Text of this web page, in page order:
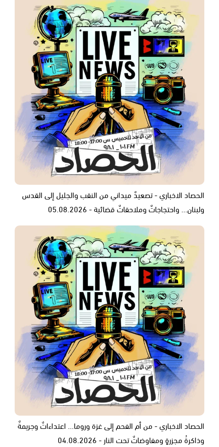
الحصاد الاخباري - تصعيدٌ ميداني من النقب والجليل إلى القدس
ولبنان... واحتجاجاتٌ وملاحقاتٌ قضائية - 05.08.2026
الحصاد الاخباري - من أم الفحم إلى غزة وروما... اعتداءاتٌ وجريمةٌ
وذاكرةُ مجزرةٍ ومفاوضاتٌ تحت النار - 04.08.2026